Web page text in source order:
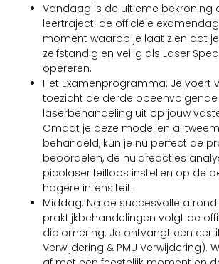
Vandaag is de ultieme bekroning
leertraject: de officiële
moment waarop je laat zien dat
zelfstandig en veilig als Laser
opereren.
Het Examenprogramma: Je voert
toezicht de derde opeenvolgende
laserbehandeling uit op jouw
Omdat je deze modellen al
behandeld, kun je nu perfect de
beoordelen, de huidreacties
picolaser feilloos instellen op de
hogere intensiteit.
Middag: Na de succesvolle
praktijkbehandelingen volgt de
diplomering. Je ontvangt een
Verwijdering & PMU Verwijdering).